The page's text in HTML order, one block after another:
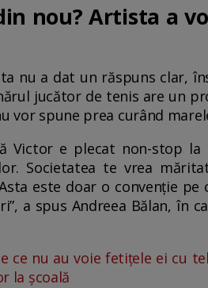
nou? Artista a
nu a dat un răspuns clar,
jucător de tenis are un
vor spune prea curând
Victor e plecat non-stop
Societatea te vrea
este doar o convenție
a spus Andreea Bălan, în
ce nu au voie fetițele ei cu
la școală